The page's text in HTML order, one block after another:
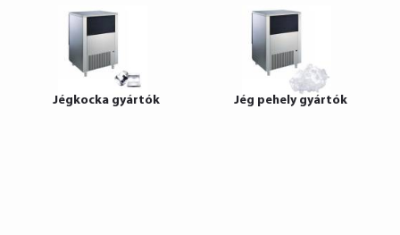
HUNGÁRIA
Jégkocka gyártók Jég pehely gyártók